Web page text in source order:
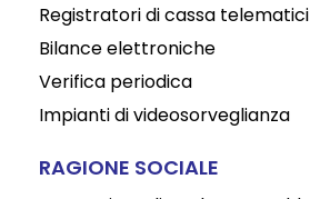
Registratori di cassa telematici
Bilance elettroniche
Verifica periodica
Impianti di videosorveglianza
RAGIONE SOCIALE